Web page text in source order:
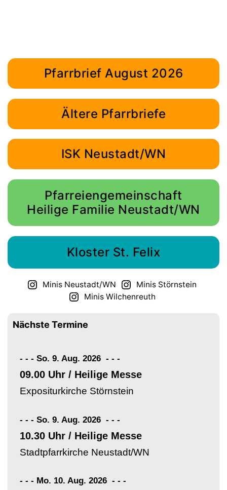
Pfarrbrief August 2026
Ältere Pfarrbriefe
ISK Neustadt/WN
Pfarreiengemeinschaft
Heilige Familie Neustadt/WN
Kloster St. Felix
Minis Neustadt/WN
Minis Störnstein
Minis Wilchenreuth
Nächste Termine
- - - So. 9. Aug. 2026 - - -
09.00 Uhr / Heilige Messe
Expositurkirche Störnstein
- - - So. 9. Aug. 2026 - - -
10.30 Uhr / Heilige Messe
Stadtpfarrkirche Neustadt/WN
- - - Mo. 10. Aug. 2026 - - -